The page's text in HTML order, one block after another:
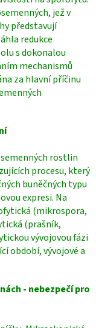
jež v
představují
redukce
s dokonalou
mechanismů
za hlavní příčinu
rostlin
procesu, který
buněčných typu
expresi. Na
(mikrospora,
(prašník,
vývojovou fázi
období, vývojové a
- nebezpečí pro